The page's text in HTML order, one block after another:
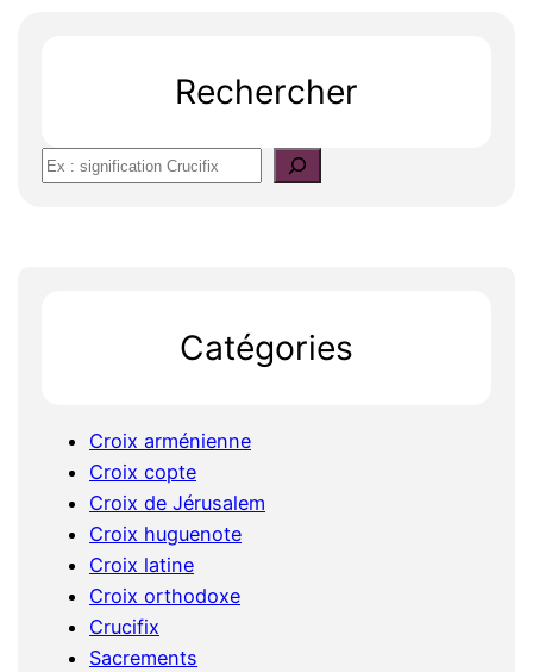
Rechercher
S
Catégories
Croix arménienne
Croix copte
Croix de Jérusalem
Croix huguenote
Croix latine
Croix orthodoxe
Crucifix
Sacrements